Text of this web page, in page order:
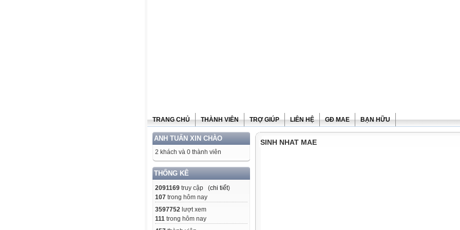
TRANG CHỦ THÀNH VIÊN TRỢ GIÚP LIÊN HỆ GĐ MAE BẠN HỮU
ANH TUẤN XIN CHÀO
2 khách và 0 thành viên
THỐNG KÊ
2091169 truy cập (chi tiết)
107 trong hôm nay
3597752 lượt xem
111 trong hôm nay
SINH NHAT MAE